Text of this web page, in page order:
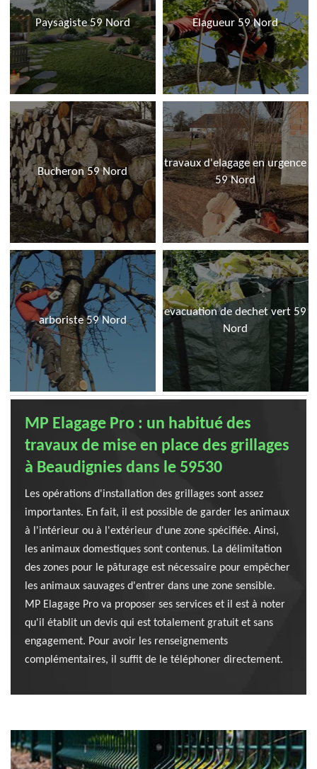
Paysagiste 59 Nord Elagueur 59 Nord
Bucheron 59 Nord
travaux d'elagage en urgence
59 Nord
arboriste 59 Nord
evacuation de dechet vert 59
Nord
MP Elagage Pro : un habitué des
travaux de mise en place des grillages
à Beaudignies dans le 59530
Les opérations d'installation des grillages sont assez
importantes. En fait, il est possible de garder les animaux
à l'intérieur ou à l'extérieur d'une zone spécifiée. Ainsi,
les animaux domestiques sont contenus. La délimitation
des zones pour le pâturage est nécessaire pour empêcher
les animaux sauvages d'entrer dans une zone sensible.
MP Elagage Pro va proposer ses services et il est à noter
qu'il établit un devis qui est totalement gratuit et sans
engagement. Pour avoir les renseignements
complémentaires, il suffit de le téléphoner directement.